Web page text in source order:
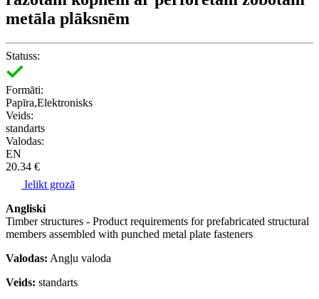
metāla plāksnēm
Statuss:
Formāti:
Papīra,Elektronisks
Veids:
standarts
Valodas:
EN
20.34 €
Ielikt grozā
Angliski
Timber structures - Product requirements for prefabricated structural
members assembled with punched metal plate fasteners
Valodas: Angļu valoda
Veids: standarts